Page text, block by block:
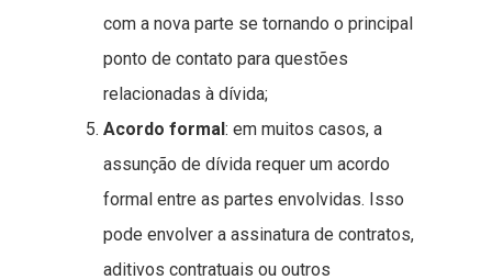
com a nova parte se tornando o principal
ponto de contato para questões
relacionadas à dívida;
Acordo formal: em muitos casos, a
assunção de dívida requer um acordo
formal entre as partes envolvidas. Isso
pode envolver a assinatura de contratos,
aditivos contratuais ou outros